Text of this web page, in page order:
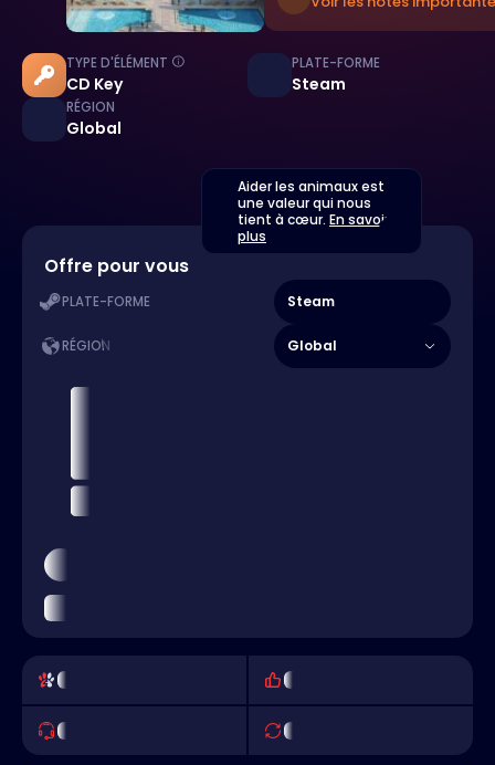
TYPE D'ÉLÉMENT
CD Key
PLATE-FORME
Steam
RÉGION
Global
Aider les animaux est
une valeur qui nous
tient à cœur. En savoir
plus
Offre pour vous
PLATE-FORME Steam
RÉGION Global